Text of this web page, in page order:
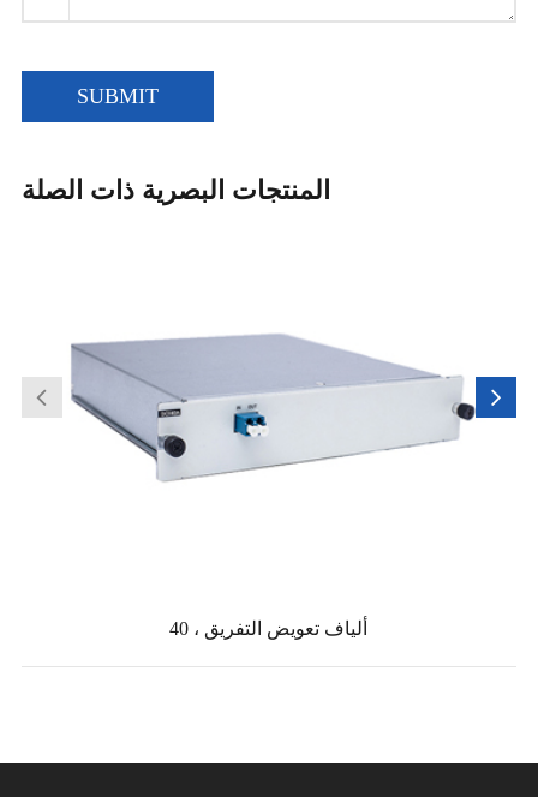
SUBMIT
المنتجات البصرية ذات الصلة
40 ، ألياف تعويض التفريق